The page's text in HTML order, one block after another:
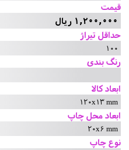
قیمت
1,200,000 ریال
حداقل تیراژ
100
رنگ بندی
ابعاد کالا
120x13 mm
ابعاد محل چاپ
20x6 mm
نوع چاپ